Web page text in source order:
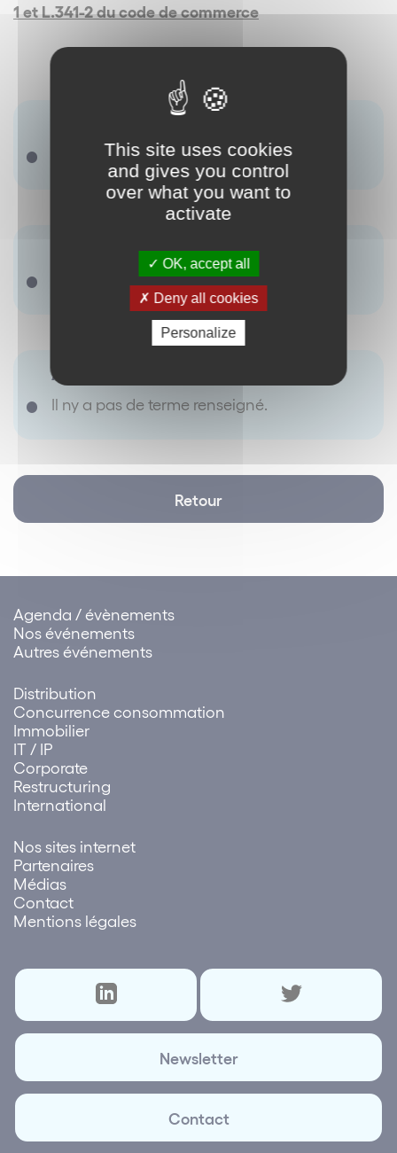
1 et L.341-2 du code de commerce
Terme(s) associé(s) :
Contrat de franchise
Synonyme(s) :
Il ny a pas de terme renseigné.
Antonyme(s) :
Il ny a pas de terme renseigné.
Retour
Agenda / évènements
Nos événements
Autres événements
Distribution
Concurrence consommation
Immobilier
IT / IP
Corporate
Restructuring
International
Nos sites internet
Partenaires
Médias
Contact
Mentions légales
Newsletter
Contact
This site uses cookies
and gives you control
over what you want to
activate
OK, accept all
Deny all cookies
Personalize